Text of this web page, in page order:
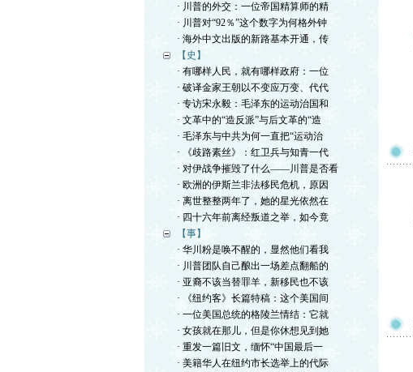
· 川普的外交：一位帝国精算师的精
· 川普对“92％”这个数字为何格外钟
· 海外中文出版的新路基本开通，传
【史】
· 有哪样人民，就有哪样政府：一位
· 破译金家王朝以不变应万变、代代
· 专访宋永毅：毛泽东的运动治国和
· 文革中的“造反派”与后文革的“造
· 毛泽东与中共为何一直把“运动治
· 《歧路素丝》：红卫兵与知青一代
· 对伊战争摧毁了什么——川普是否看
· 欧洲的伊斯兰非法移民危机，原因
· 离世整整两年了，她的星光依然在
· 四十六年前离经叛道之举，如今竟
【事】
· 华川粉是唤不醒的，显然他们看我
· 川普团队自己酿出一场差点翻船的
· 亚裔不该当替罪羊，新移民也不该
· 《纽约客》长篇特稿：这个美国间
· 一位美国总统的格陵兰情结：它就
· 女孩就在那儿，但是你休想见到她
· 重发一篇旧文，缅怀“中国最后一
· 美籍华人在纽约市长选举上的代际